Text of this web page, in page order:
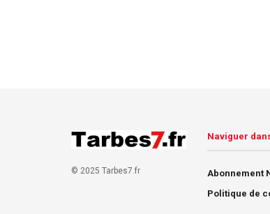
© 2025 Tarbes7.fr
Naviguer
Abonnement
Politique de